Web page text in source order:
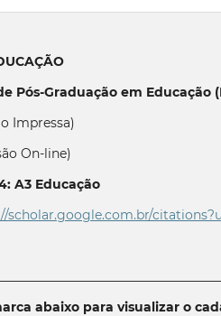
Pós-Graduação em Educação
Impressa)
On-line)
A3 Educação
scholar.google.com.br/
abaixo para visualizar o